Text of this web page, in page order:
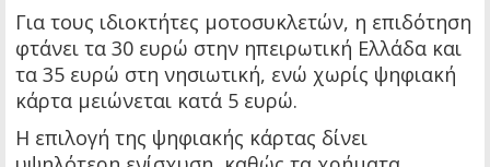
Για τους ιδιοκτήτες μοτοσυκλετών, η επιδότηση
φτάνει τα 30 ευρώ στην ηπειρωτική Ελλάδα και
τα 35 ευρώ στη νησιωτική, ενώ χωρίς ψηφιακή
κάρτα μειώνεται κατά 5 ευρώ.
Η επιλογή της ψηφιακής κάρτας δίνει